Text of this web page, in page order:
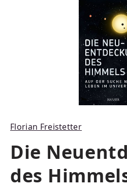
Florian Freistetter
Die
des